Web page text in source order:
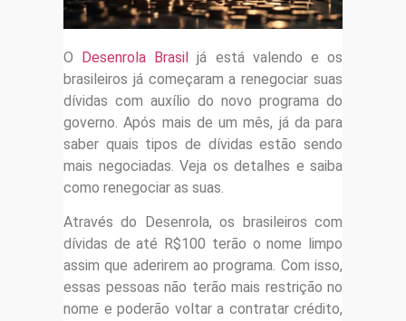
O Desenrola Brasil já está valendo e os
brasileiros já começaram a renegociar suas
dívidas com auxílio do novo programa do
governo. Após mais de um mês, já da para
saber quais tipos de dívidas estão sendo
mais negociadas. Veja os detalhes e saiba
como renegociar as suas.
Através do Desenrola, os brasileiros com
dívidas de até R$100 terão o nome limpo
assim que aderirem ao programa. Com isso,
essas pessoas não terão mais restrição no
nome e poderão voltar a contratar crédito,